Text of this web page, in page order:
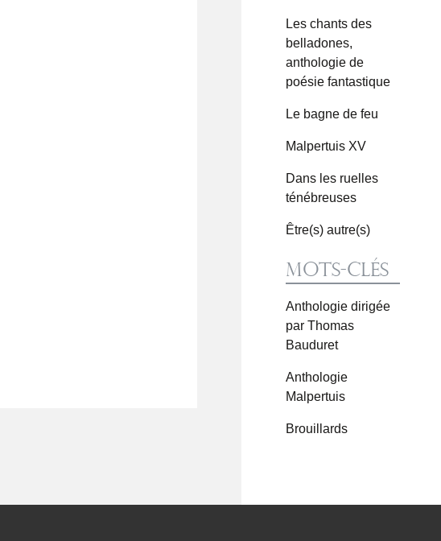
Les chants des
belladones,
anthologie de
poésie fantastique
Le bagne de feu
Malpertuis XV
Dans les ruelles
ténébreuses
Être(s) autre(s)
Mots-clés
Anthologie dirigée
par Thomas
Bauduret
Anthologie
Malpertuis
Brouillards